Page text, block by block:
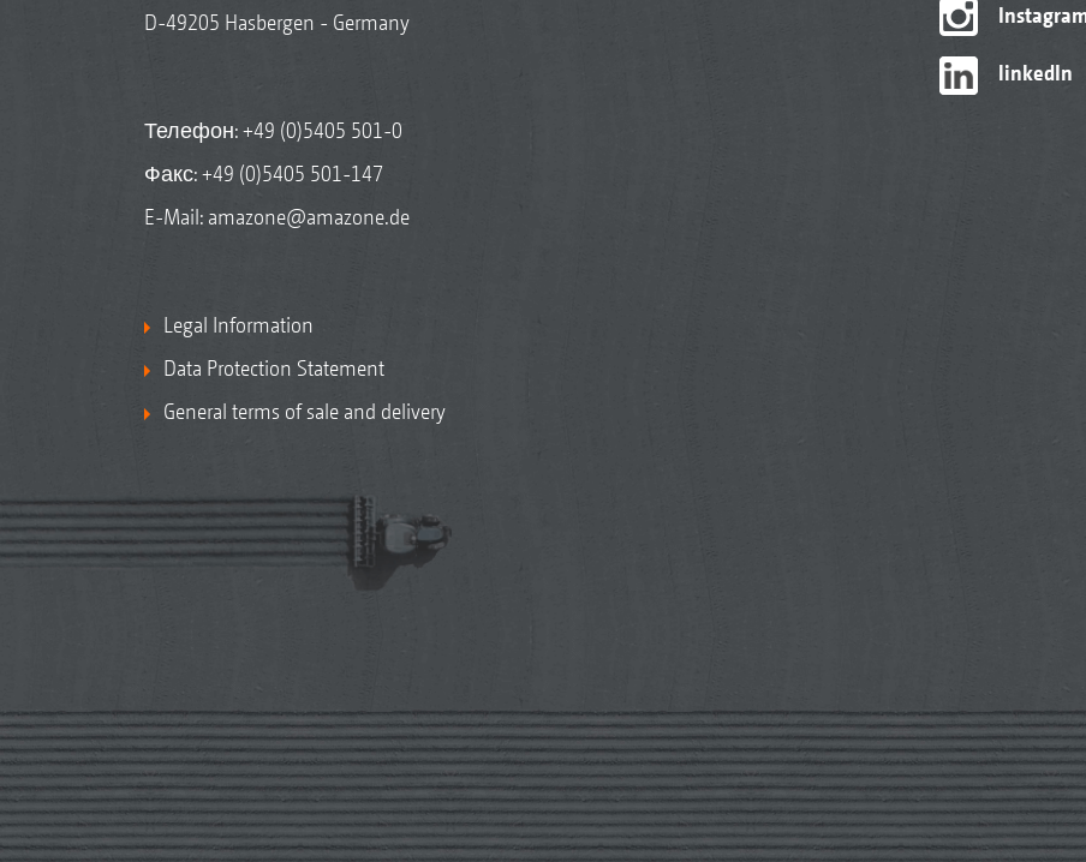
D-49205 Hasbergen - Germany
Телефон:+49 (0)5405 501-0
Факс: +49 (0)5405 501-147
E-Mail: amazone@amazone.de
Legal Information
Data Protection Statement
General terms of sale and delivery
linkedIn